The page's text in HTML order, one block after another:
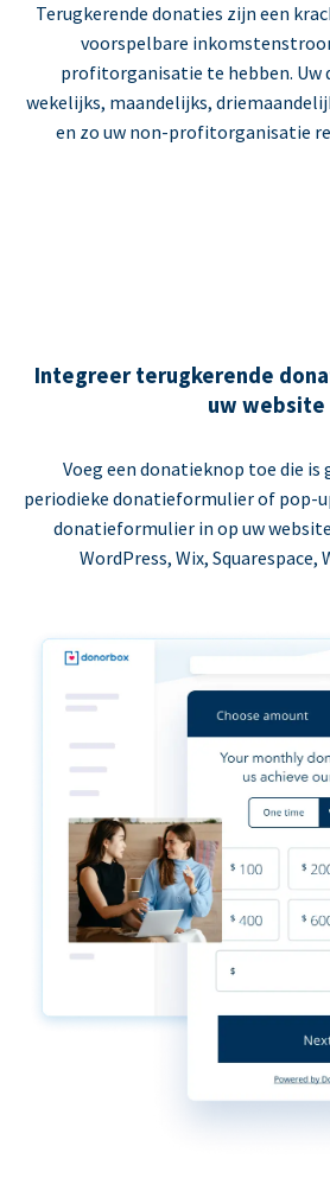
Terugkerende donaties zijn een
voorspelbare
profitorganisatie te hebben. Uw
wekelijks, maandelijks,
en zo uw non-profitorganisatie
Integreer terugkerende
uw website
Voeg een donatieknop toe die is
periodieke donatieformulier of pop-
donatieformulier in op uw
WordPress, Wix, Squarespace,